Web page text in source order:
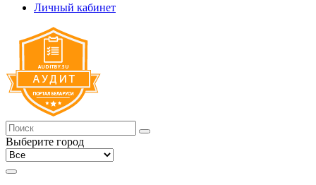
Личный кабинет
Выберите город